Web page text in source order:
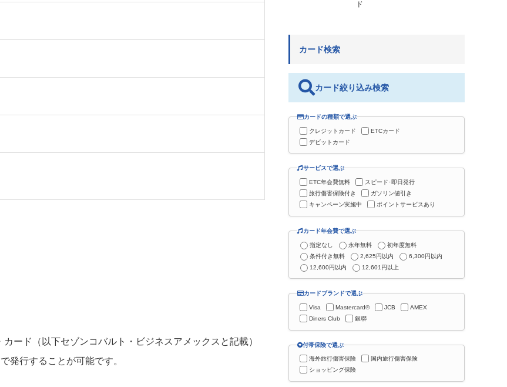
ード（以下セゾンコバルト・ビジネスアメックスと記載）
で発行することが可能です。
ド
カード検索
カード絞り込み検索
カードの種類で選ぶ
クレジットカード
ETCカード
デビットカード
サービスで選ぶ
ETC年会費無料
スピード･即日発行
旅行傷害保険付き
ガソリン値引き
キャンペーン実施中
ポイントサービスあり
カード年会費で選ぶ
指定なし 永年無料
初年度無料
条件付き無料
2,625円以内
6,300円以内
12,600円以内
12,601円以上
カードブランドで選ぶ
Visa Mastercard® JCB
AMEX
Diners Club
銀聯
付帯保険で選ぶ
海外旅行傷害保険
国内旅行傷害保険
ショッピング保険